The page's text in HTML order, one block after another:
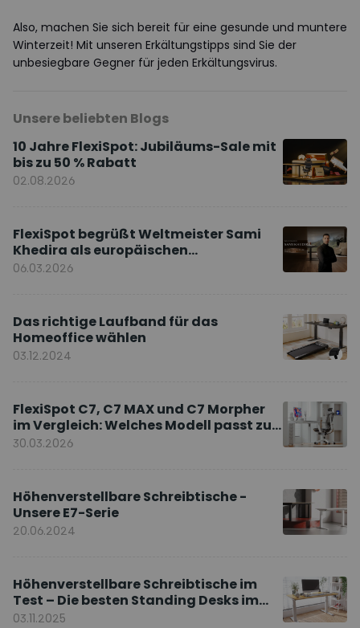
Also, machen Sie sich bereit für eine gesunde und muntere
Winterzeit! Mit unseren Erkältungstipps sind Sie der
unbesiegbare Gegner für jeden Erkältungsvirus.
Unsere beliebten Blogs
10 Jahre FlexiSpot: Jubiläums-Sale mit
bis zu 50 % Rabatt
02.08.2026
FlexiSpot begrüßt Weltmeister Sami
Khedira als europäischen
Markenbotschafter
06.03.2026
Das richtige Laufband für das
Homeoffice wählen
03.12.2024
FlexiSpot C7, C7 MAX und C7 Morpher
im Vergleich: Welches Modell passt zu
Ihnen?
30.03.2026
Höhenverstellbare Schreibtische -
Unsere E7-Serie
20.06.2024
Höhenverstellbare Schreibtische im
Test – Die besten Standing Desks im
Vergleich
03.11.2025